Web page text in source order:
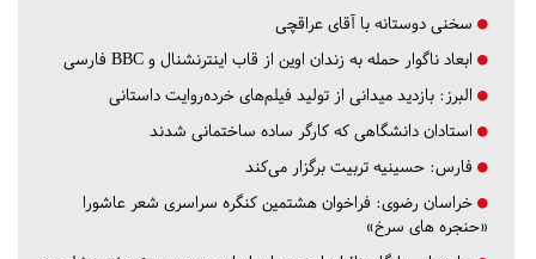
سخنی دوستانه با آقای عراقچی
ابعاد ناگوار حمله به زندان اوین از قاب اینترنشنال و BBC فارسی
البرز: بازدید میدانی از تولید فیلم‌های خرده‌روایت داستانی
استادان دانشگاهی که کارگر ساده ساختمانی شدند
فارس: حسینیه تربیت برگزار می‌کند
خراسان رضوی: فراخوان هشتمین کنگره سراسری شعر عاشورا
«حنجره های سرخ»